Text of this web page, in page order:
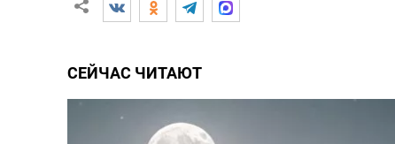
СЕЙЧАС ЧИТАЮТ